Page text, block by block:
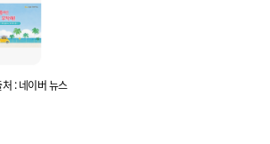
: 네이버 뉴스